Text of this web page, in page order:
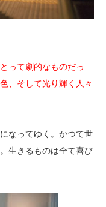
って劇的なものだっ
、そして光り輝く人々
なってゆく。かつて世
生きるものは全て喜び